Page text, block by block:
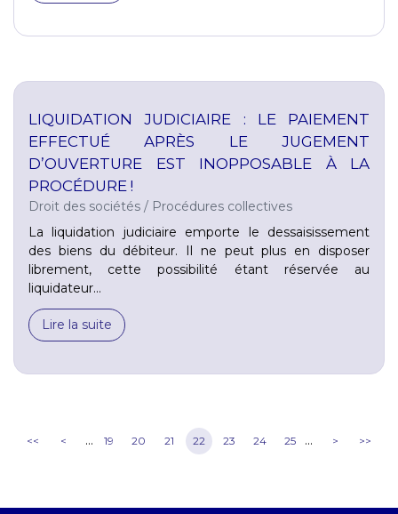
LIQUIDATION JUDICIAIRE : LE PAIEMENT
EFFECTUÉ APRÈS LE JUGEMENT
D’OUVERTURE EST INOPPOSABLE À LA
PROCÉDURE !
Droit des sociétés / Procédures collectives
La liquidation judiciaire emporte le dessaisissement
des biens du débiteur. Il ne peut plus en disposer
librement, cette possibilité étant réservée au
liquidateur...
Lire la suite
<< < ... 19 20 21 22 23 24 25 ... > >>